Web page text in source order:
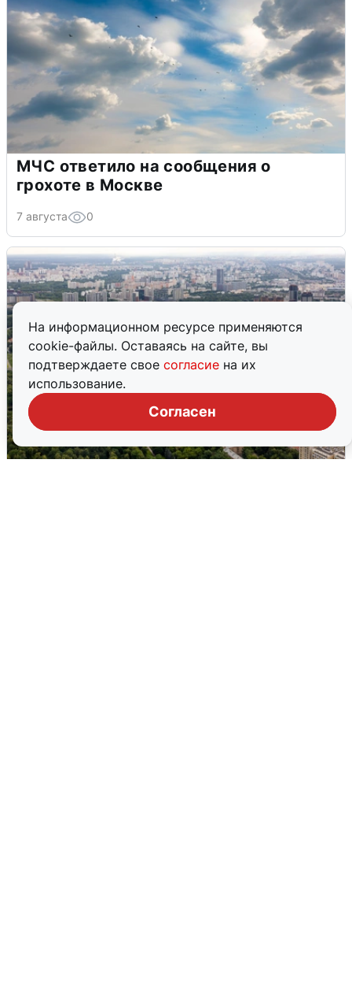
На информационном ресурсе применяются
cookie-файлы. Оставаясь на сайте, вы
подтверждаете свое согласие на их
использование.
Согласен
МЧС ответило на сообщения о
грохоте в Москве
7 августа 0